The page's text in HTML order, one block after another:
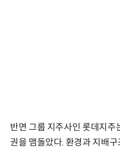
반면 그룹 지주사인 롯데지주
권을 맴돌았다. 환경과 지배